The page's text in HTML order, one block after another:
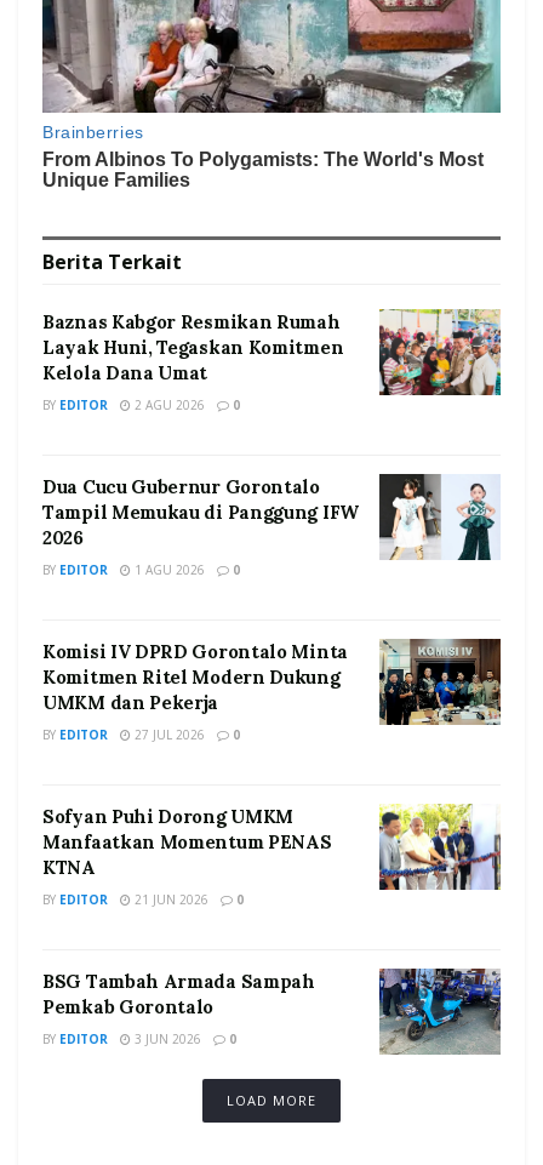
Berita Terkait
Baznas Kabgor Resmikan Rumah
Layak Huni, Tegaskan Komitmen
Kelola Dana Umat
BY EDITOR 2 AGU 2026 0
Dua Cucu Gubernur Gorontalo
Tampil Memukau di Panggung IFW
2026
BY EDITOR 1 AGU 2026 0
Komisi IV DPRD Gorontalo Minta
Komitmen Ritel Modern Dukung
UMKM dan Pekerja
BY EDITOR 27 JUL 2026 0
Sofyan Puhi Dorong UMKM
Manfaatkan Momentum PENAS
KTNA
BY EDITOR 21 JUN 2026 0
BSG Tambah Armada Sampah
Pemkab Gorontalo
BY EDITOR 3 JUN 2026 0
LOAD MORE